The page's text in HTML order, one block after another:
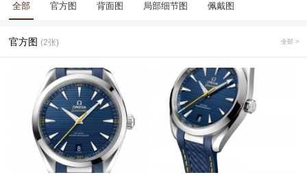
全部 官方图 背面图 局部细节图 佩戴图
官方图 (2张) 全部 >